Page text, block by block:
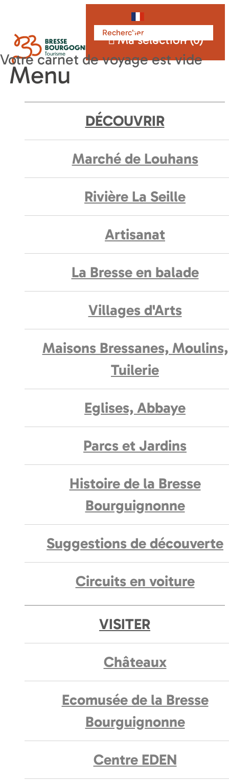
Français
Ma sélection (0)
Menu
DÉCOUVRIR
Marché de Louhans
Rivière La Seille
Artisanat
La Bresse en balade
Villages d'Arts
Maisons Bressanes, Moulins,
Tuilerie
Eglises, Abbaye
Parcs et Jardins
Histoire de la Bresse
Bourguignonne
Suggestions de découverte
Circuits en voiture
VISITER
Châteaux
Ecomusée de la Bresse
Bourguignonne
Centre EDEN